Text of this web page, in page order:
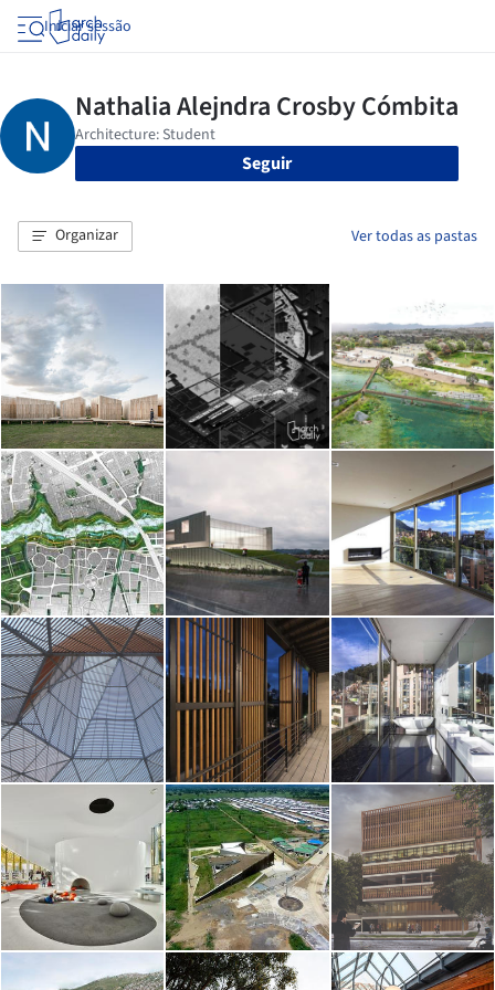
Iniciar sessão
Seguir
Organizar Ver todas as pastas